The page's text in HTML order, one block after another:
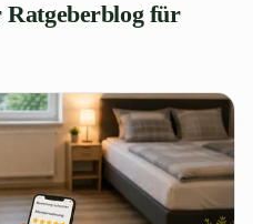
Ratgeberblog für